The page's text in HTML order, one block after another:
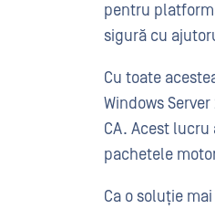
pentru
sigură cu
Cu toate
Windows
CA. Acest
pachetele
Ca o soluție